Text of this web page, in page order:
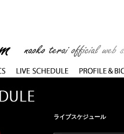
ライブスケジュール